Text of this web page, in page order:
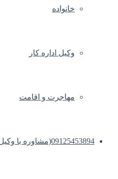
خانواده
وکیل اداره کار
مهاجرت و اقامت
09125453894(مشاوره با وکیل)